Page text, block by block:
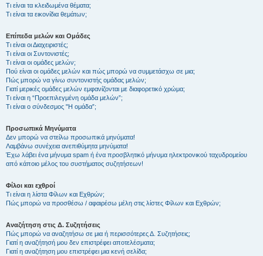
Τι είναι τα κλειδωμένα θέματα;
Τι είναι τα εικονίδια θεμάτων;
Επίπεδα μελών και Ομάδες
Τι είναι οι Διαχειριστές;
Τι είναι οι Συντονιστές;
Τι είναι οι ομάδες μελών;
Πού είναι οι ομάδες μελών και πώς μπορώ να συμμετάσχω σε μια;
Πώς μπορώ να γίνω συντονιστής ομάδας μελών;
Γιατί μερικές ομάδες μελών εμφανίζονται με διαφορετικό χρώμα;
Τι είναι η “Προεπιλεγμένη ομάδα μελών”;
Τι είναι ο σύνδεσμος "Η ομάδα”;
Προσωπικά Μηνύματα
Δεν μπορώ να στείλω προσωπικά μηνύματα!
Λαμβάνω συνέχεια ανεπιθύμητα μηνύματα!
Έχω λάβει ένα μήνυμα spam ή ένα προσβλητικό μήνυμα ηλεκτρονικού ταχυδρομείου
από κάποιο μέλος του συστήματος συζητήσεων!
Φίλοι και εχθροί
Τι είναι η λίστα Φίλων και Εχθρών;
Πώς μπορώ να προσθέσω / αφαιρέσω μέλη στις λίστες Φίλων και Εχθρών;
Αναζήτηση στις Δ. Συζητήσεις
Πώς μπορώ να αναζητήσω σε μια ή περισσότερες Δ. Συζητήσεις;
Γιατί η αναζήτησή μου δεν επιστρέφει αποτελέσματα;
Γιατί η αναζήτηση μου επιστρέφει μια κενή σελίδα;